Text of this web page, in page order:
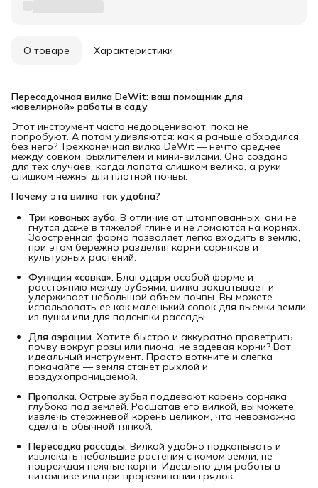
О товаре Характеристики
Пересадочная вилка DeWit: ваш помощник для
«ювелирной» работы в саду
Этот инструмент часто недооценивают, пока не
попробуют. А потом удивляются: как я раньше обходился
без него? Трехконечная вилка DeWit — нечто среднее
между совком, рыхлителем и мини-вилами. Она создана
для тех случаев, когда лопата слишком велика, а руки
слишком нежны для плотной почвы.
Почему эта вилка так удобна?
Три кованых зуба. В отличие от штампованных, они не
гнутся даже в тяжелой глине и не ломаются на корнях.
Заостренная форма позволяет легко входить в землю,
при этом бережно разделяя корни сорняков и
культурных растений.
Функция «совка». Благодаря особой форме и
расстоянию между зубьями, вилка захватывает и
удерживает небольшой объем почвы. Вы можете
использовать ее как маленький совок для выемки земли
из лунки или для подсыпки рассады.
Для аэрации. Хотите быстро и аккуратно проветрить
почву вокруг розы или пиона, не задевая корни? Вот
идеальный инструмент. Просто воткните и слегка
покачайте — земля станет рыхлой и
воздухопроницаемой.
Прополка. Острые зубья поддевают корень сорняка
глубоко под землей. Расшатав его вилкой, вы можете
извлечь стержневой корень целиком, что невозможно
сделать обычной тяпкой.
Пересадка рассады. Вилкой удобно подкапывать и
извлекать небольшие растения с комом земли, не
повреждая нежные корни. Идеально для работы в
питомнике или при прореживании грядок.